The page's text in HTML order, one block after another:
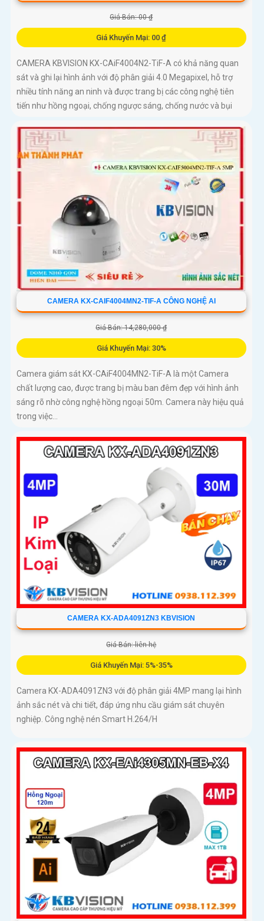
Giá Bán: 00 ₫
Giá Khuyến Mại: 00 ₫
CAMERA KBVISION KX-CAiF4004N2-TiF-A có khả năng quan
sát và ghi lại hình ảnh với độ phân giải 4.0 Megapixel, hỗ trợ
nhiều tính năng an ninh và được trang bị các công nghệ tiên
tiến như hồng ngoại, chống ngược sáng, chống nước và bụi
CAMERA KX-CAIF4004MN2-TIF-A CÔNG NGHỆ AI
Giá Bán: 14,280,000 ₫
Giá Khuyến Mại: 30%
Camera giám sát KX-CAiF4004MN2-TiF-A là một Camera
chất lượng cao, được trang bị màu ban đêm đẹp với hình ảnh
sáng rõ nhờ công nghệ hồng ngoại 50m. Camera này hiệu quả
trong việc...
CAMERA KX-ADA4091ZN3 KBVISION
Giá Bán: liên hệ
Giá Khuyến Mại: 5%-35%
Camera KX-ADA4091ZN3 với độ phân giải 4MP mang lại hình
ảnh sắc nét và chi tiết, đáp ứng nhu cầu giám sát chuyên
nghiệp. Công nghệ nén Smart H.264/H